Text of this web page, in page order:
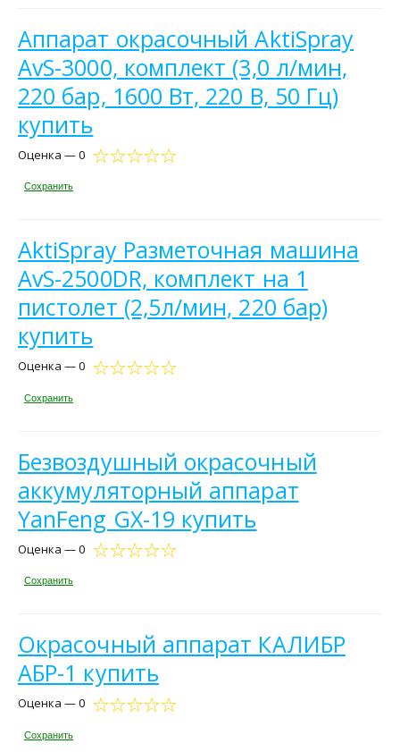
Аппарат окрасочный AktiSpray
AvS-3000, комплект (3,0 л/мин,
220 бар, 1600 Вт, 220 В, 50 Гц)
купить
Оценка — 0
Сохранить
AktiSpray Разметочная машина
AvS-2500DR, комплект на 1
пистолет (2,5л/мин, 220 бар)
купить
Оценка — 0
Сохранить
Безвоздушный окрасочный
аккумуляторный аппарат
YanFeng GX-19 купить
Оценка — 0
Сохранить
Окрасочный аппарат КАЛИБР
АБР-1 купить
Оценка — 0
Сохранить